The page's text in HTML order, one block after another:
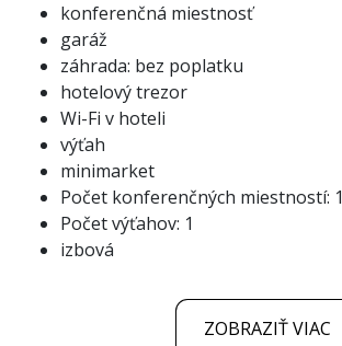
konferenčná miestnosť
garáž
záhrada: bez poplatku
hotelový trezor
Wi-Fi v hoteli
výťah
minimarket
Počet konferenčných miestností: 1
Počet výťahov: 1
izbová
ZOBRAZIŤ VIAC